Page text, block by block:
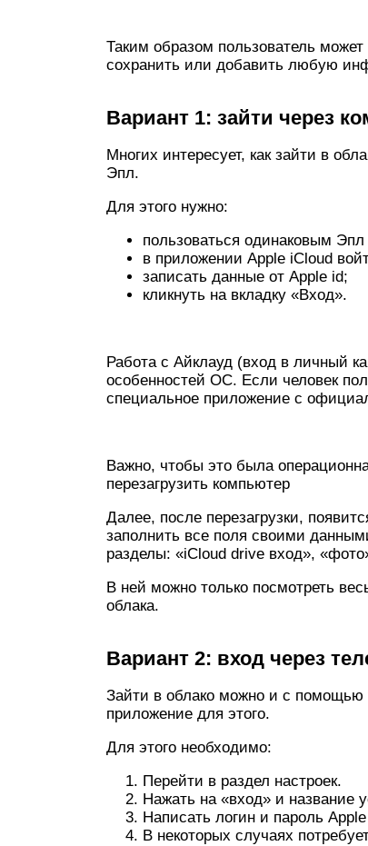
Таким образом пользователь
сохранить или добавить любую
Вариант 1: зайти через
Многих интересует, как зайти в
Эпл.
Для этого нужно:
пользоваться одинаковым
в приложении Apple iCloud
записать данные от Apple id;
кликнуть на вкладку «Вход».
Работа с Айклауд (вход в личный
особенностей ОС. Если человек
специальное приложение с
Важно, чтобы это была
перезагрузить компьютер
Далее, после перезагрузки,
заполнить все поля своими
разделы: «iCloud drive вход»,
В ней можно только посмотреть
облака.
Вариант 2: вход через
Зайти в облако можно и с
приложение для этого.
Для этого необходимо:
Перейти в раздел настроек.
Нажать на «вход» и название
Написать логин и пароль
В некоторых случаях